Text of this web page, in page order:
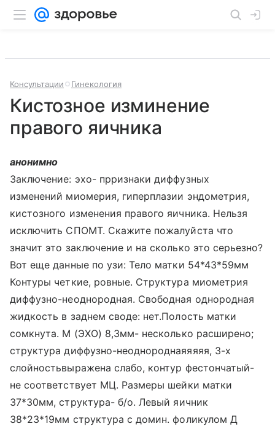
Консультации Гинекология
Кистозное изминение
правого яичника
анонимно
Заключение: эхо- прризнаки диффузных
изменений миомерия, гиперплазии эндометрия,
кистозного изменения правого яичника. Нельзя
исключить СПОМТ. Скажите пожалуйста что
значит это заключение и на сколько это серьезно?
Вот еще данные по узи: Тело матки 54*43*59мм
Контуры четкие, ровные. Структура миометрия
диффузно-неоднородная. Свободная однородная
жидкость в заднем своде: нет.Полость матки
сомкнута. М (ЭХО) 8,3мм- несколько расширено;
структура диффузно-неоднороднаяяяяя, 3-х
слойностьвыражена слабо, контур фестончатый-
не соответствует МЦ. Размеры шейки матки
37*30мм, структура- б/о. Левый яичник
38*23*19мм структура с домин. фоликулом Д